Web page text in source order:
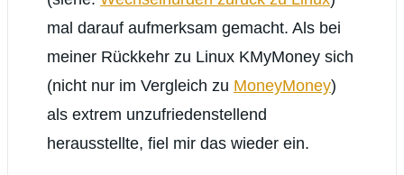
mal darauf aufmerksam gemacht. Als bei
meiner Rückkehr zu Linux KMyMoney sich
(nicht nur im Vergleich zu MoneyMoney)
als extrem unzufriedenstellend
herausstellte, fiel mir das wieder ein.